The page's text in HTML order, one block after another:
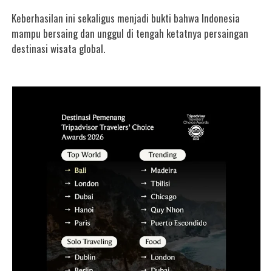
Keberhasilan ini sekaligus menjadi bukti bahwa Indonesia
mampu bersaing dan unggul di tengah ketatnya persaingan
destinasi wisata global.